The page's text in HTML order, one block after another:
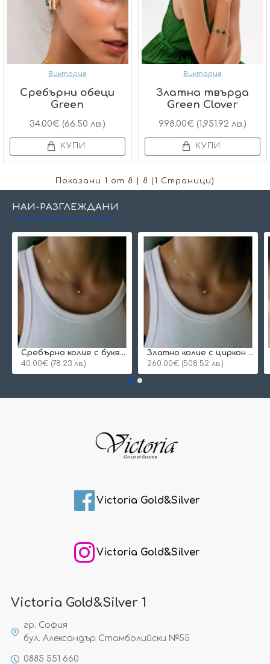
Виктория
Сребърни обеци
Green
34.00€ (66.50 лв.)
КУПИ
Виктория
Златна твърда
Green Clover
998.00€ (1,951.92 лв.)
КУПИ
Показани 1 от 8 | 8 (1 Страници)
НАЙ-РАЗГЛЕЖДАНИ
Сребърнo колие с буква и едно камъче
40.00€ (78.23 лв.)
Златно колие с циркон и буква по избор
260.00€ (508.52 лв.)
Victoria Gold&Silver
Victoria Gold&Silver
Victoria Gold&Silver 1
гр. София
бул. Александър Стамболийски №55
0885 551 660